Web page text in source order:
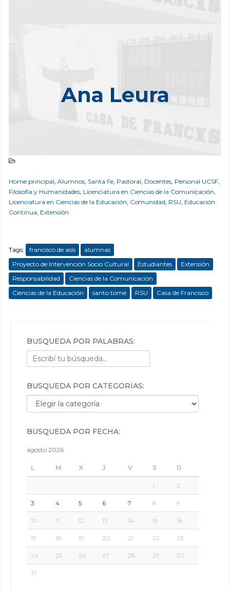
Ana Leurasalir adelante.
La calidez y entusiasmo con el que fuimos
recibidas fue un abrazo al corazón ya que aceptan ayuda
Home principal, Alumnos, Santa Fe, Pastoral, Docentes, Personal UCSF,
Filosofía y Humanidades, Licenciatura en Ciencias de la Comunicación,
Licenciatura en Ciencias de la Educación, Comunidad, RSU, Educación
Continua, Extensión
Tags: francisco de asís
alumnas
Proyecto de Intervención Socio Cultural
Estudiantes
Extensión
Responsabilidad
Ciencias de la Comunicación
Ciencias de la Educación
santo tomé RSU Casa de Francisco
BÚSQUEDA POR PALABRAS:
BÚSQUEDA POR CATEGORÍAS:
Búsqueda por categorías:
BÚSQUEDA POR FECHA:
agosto 2026
L M X J V S D
1 2
3 4 5 6 7 8 9
10 11 12 13 14 15 16
17 18 19 20 21 22 23
24 25 26 27 28 29 30
31